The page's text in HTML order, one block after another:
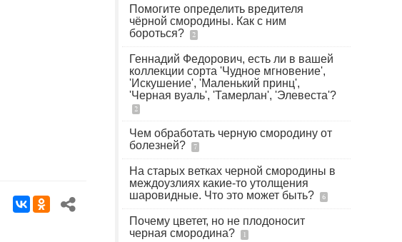
Помогите определить вредителя
чёрной смородины. Как с ним
бороться?
2
Геннадий Федорович, есть ли в вашей
коллекции сорта 'Чудное мгновение',
'Искушение', 'Маленький принц',
'Черная вуаль', 'Тамерлан', 'Элевеста'?
2
Чем обработать черную смородину от
болезней?
7
На старых ветках черной смородины в
междоузлиях какие-то утолщения
шаровидные. Что это может быть?
6
Почему цветет, но не плодоносит
черная смородина?
1